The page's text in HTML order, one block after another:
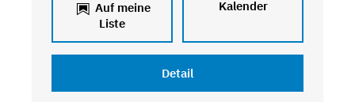
Auf meine
Liste
Kalender
Detail